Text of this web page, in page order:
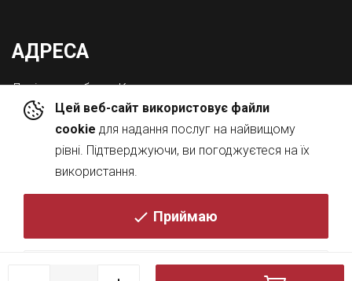
Цей веб-сайт використовує файли
cookie для надання послуг на найвищому
рівні. Підтверджуючи, ви погоджуєтеся на їх
використання.
Приймаю
АДРЕСА
Львівська обл., с. Конопниця,
Вул. Городоцька 8а